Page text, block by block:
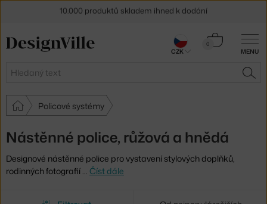
MENU
Hledat
0
Košík
Policové systémy
Nástěnné police, růžová a hnědá
Designové nástěnné police pro vystavení stylových doplňků,
rodinných fotografií … Číst dále
10.000 produktů skladem ihned k dodání
30 dní na vrácení zbožíCZK